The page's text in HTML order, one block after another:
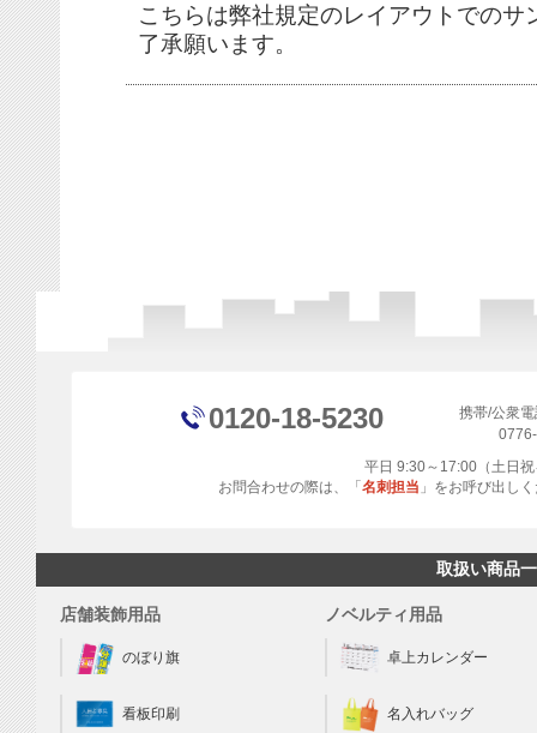
こちらは弊社規定のレイアウトでの
了承願います。
0120-18-5230
携帯/公衆
平日 9:30～17:00（土日
お問合わせの際は、「 名刺担当 」をお呼び出し
取扱い商品
店舗装飾用品
のぼり旗
看板印刷
ノベルティ用品
卓上カレンダー
名入れバッグ